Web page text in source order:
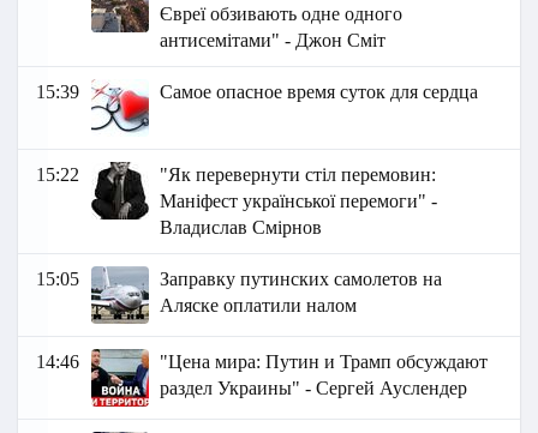
Євреї обзивають одне одного
антисемітами" - Джон Сміт
15:39 Самое опасное время суток для сердца
15:22
"Як перевернути стіл перемовин:
Маніфест української перемоги" -
Владислав Смірнов
15:05
Заправку путинских самолетов на
Аляске оплатили налом
14:46
"Цена мира: Путин и Трамп обсуждают
раздел Украины" - Сергей Ауслендер